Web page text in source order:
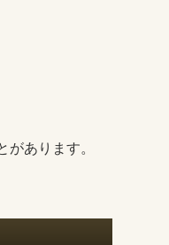
あります。